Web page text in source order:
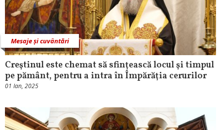
Mesaje și cuvântări
Creştinul este chemat să sfinţească locul şi timpul
pe pământ, pentru a intra în Împărăţia cerurilor
01 Ian, 2025